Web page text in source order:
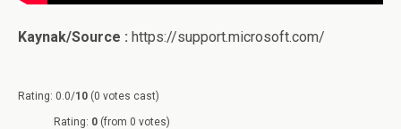
Kaynak/Source : https://support.microsoft.com/
Rating: 0.0/10 (0 votes cast)
Rating: 0 (from 0 votes)